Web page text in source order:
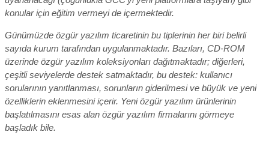
konular için eğitim vermeyi de içermektedir.
Günümüzde özgür yazılım ticaretinin bu tiplerinin her biri belirli
sayıda kurum tarafından uygulanmaktadır. Bazıları, CD-ROM
üzerinde özgür yazılım koleksiyonları dağıtmaktadır; diğerleri,
çeşitli seviyelerde destek satmaktadır, bu destek: kullanıcı
sorularının yanıtlanması, sorunların giderilmesi ve büyük ve yeni
özelliklerin eklenmesini içerir. Yeni özgür yazılım ürünlerinin
başlatılmasını esas alan özgür yazılım firmalarını görmeye
başladık bile.